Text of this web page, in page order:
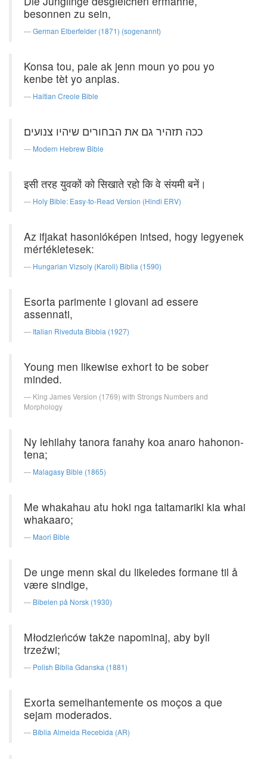
besonnen zu sein,
German Elberfelder (1871) (sogenannt)
Konsa tou, pale ak jenn moun yo pou yo
kenbe tèt yo anplas.
Haitian Creole Bible
ככה תזהיר גם את הבחורים שיהיו צנועים׃
Modern Hebrew Bible
इसी तरह युवकों को सिखाते रहो कि वे संयमी बनें।
Holy Bible: Easy-to-Read Version (Hindi ERV)
Az ifjakat hasonlóképen intsed, hogy legyenek
mértékletesek:
Hungarian Vizsoly (Karoli) Biblia (1590)
Esorta parimente i giovani ad essere
assennati,
Italian Riveduta Bibbia (1927)
Young men likewise exhort to be sober
minded.
King James Version (1769) with Strongs Numbers and
Morphology
Ny lehilahy tanora fanahy koa anaro hahonon-
tena;
Malagasy Bible (1865)
Me whakahau atu hoki nga taitamariki kia whai
whakaaro;
Maori Bible
De unge menn skal du likeledes formane til å
være sindige,
Bibelen på Norsk (1930)
Młodzieńców także napominaj, aby byli
trzeźwi;
Polish Biblia Gdanska (1881)
Exorta semelhantemente os moços a que
sejam moderados.
Bíblia Almeida Recebida (AR)